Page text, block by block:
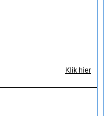
Klik hier